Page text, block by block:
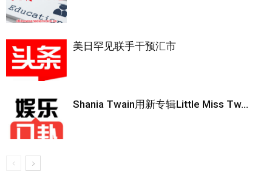
美日罕见联手干预汇市
Shania Twain用新专辑Little Miss Tw...